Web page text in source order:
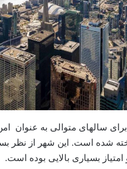
برای سالهای متوالی به عنوان
شده است. این شهر از نظر
امتیاز بسیاری بالایی بوده است.